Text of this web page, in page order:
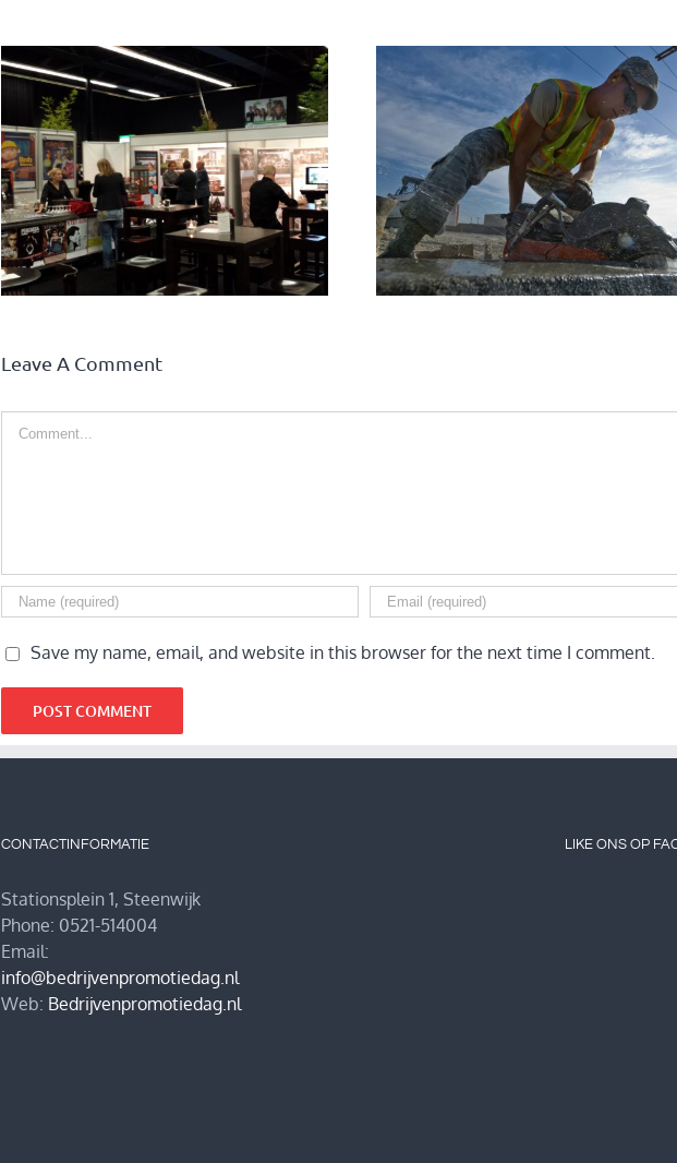
Regiomeeting over
Human Capital Agenda
Jacco Vonhof komt
Bedrijven
Leave A Comment
Comment
Save my name, email, and website in this browser for the next time I comment.
CONTACTINFORMATIE
Stationsplein 1, Steenwijk
Phone: 0521-514004
Email:
info@bedrijvenpromotiedag.nl
Web: Bedrijvenpromotiedag.nl
LIKE ONS OP